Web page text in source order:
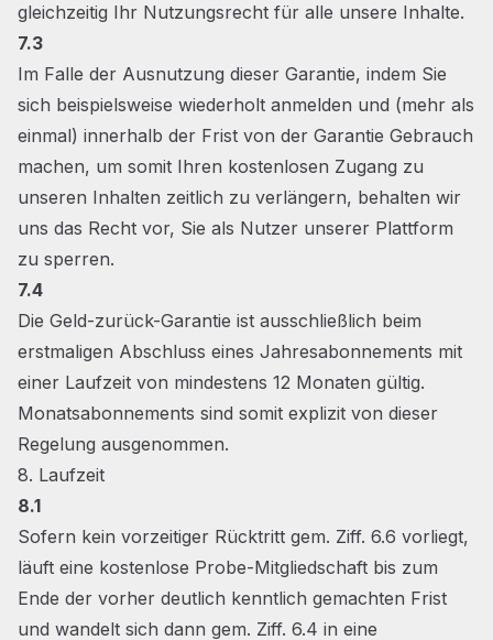
gleichzeitig Ihr Nutzungsrecht für alle unsere Inhalte.
7.3
Im Falle der Ausnutzung dieser Garantie, indem Sie
sich beispielsweise wiederholt anmelden und (mehr als
einmal) innerhalb der Frist von der Garantie Gebrauch
machen, um somit Ihren kostenlosen Zugang zu
unseren Inhalten zeitlich zu verlängern, behalten wir
uns das Recht vor, Sie als Nutzer unserer Plattform
zu sperren.
7.4
Die Geld-zurück-Garantie ist ausschließlich beim
erstmaligen Abschluss eines Jahresabonnements mit
einer Laufzeit von mindestens 12 Monaten gültig.
Monatsabonnements sind somit explizit von dieser
Regelung ausgenommen.
8. Laufzeit
8.1
Sofern kein vorzeitiger Rücktritt gem. Ziff. 6.6 vorliegt,
läuft eine kostenlose Probe-Mitgliedschaft bis zum
Ende der vorher deutlich kenntlich gemachten Frist
und wandelt sich dann gem. Ziff. 6.4 in eine